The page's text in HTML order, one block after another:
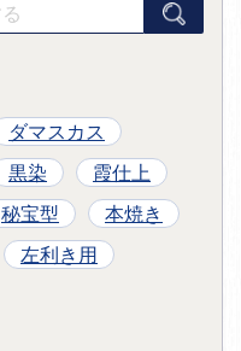
ダマスカス
黒染
霞仕上
秘宝型
本焼き
左利き用